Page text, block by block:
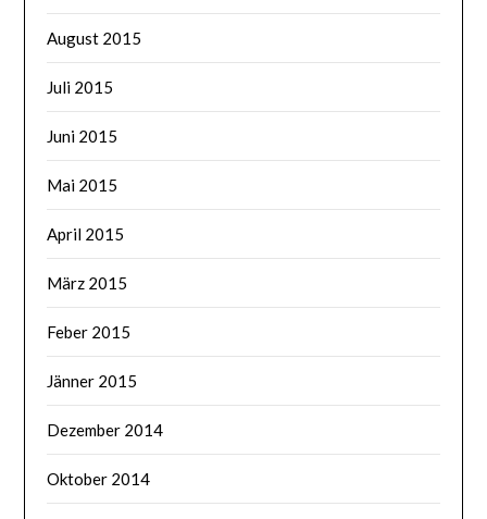
August 2015
Juli 2015
Juni 2015
Mai 2015
April 2015
März 2015
Feber 2015
Jänner 2015
Dezember 2014
Oktober 2014